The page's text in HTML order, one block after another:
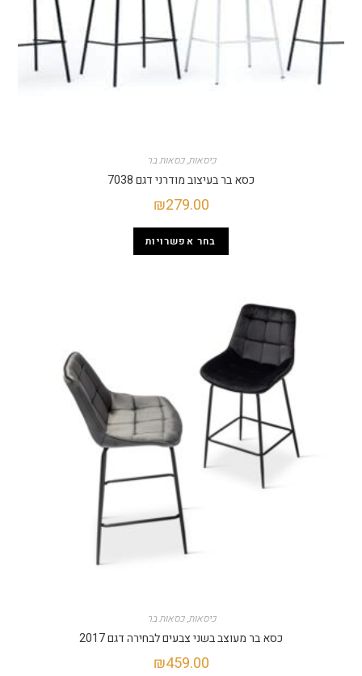
כיסאות,כסאות בר
כסא בר בעיצוב מודרני דגם 7038
₪279.00
בחר אפשרויות
כיסאות,כסאות בר
כסא בר מעוצב בשני צבעים לבחירה דגם 2017
₪459.00